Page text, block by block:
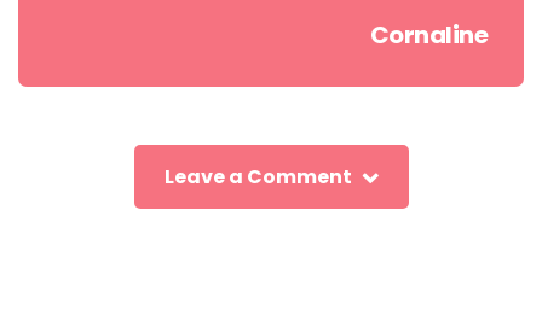
Cornaline
Leave a Comment